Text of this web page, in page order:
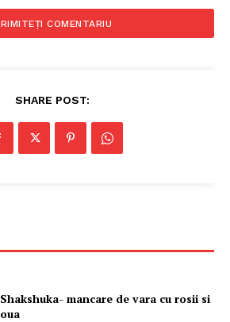
Despre mine
SHARE POST:
Shakshuka- mancare de vara cu rosii si
oua